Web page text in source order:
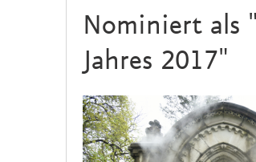
Nominiert als
Jahres 2017"